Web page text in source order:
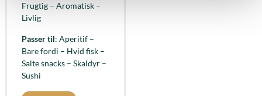
Frugtig – Aromatisk –
Livlig
Passer til: Aperitif –
Bare fordi – Hvid fisk –
Salte snacks – Skaldyr –
Sushi